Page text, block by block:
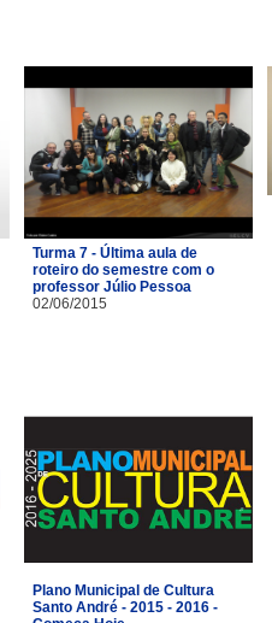
Turma 7 - Última aula de
roteiro do semestre com o
professor Júlio Pessoa
02/06/2015
Plano Municipal de Cultura
Santo André - 2015 - 2016 -